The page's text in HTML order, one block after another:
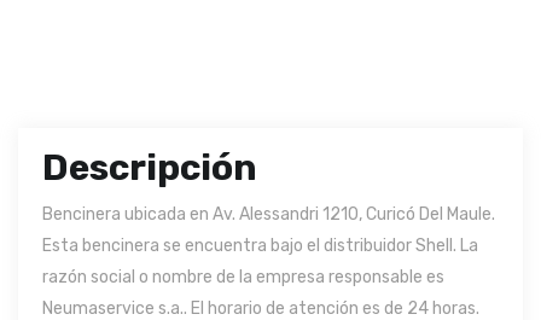
Descripción
Bencinera ubicada en Av. Alessandri 1210, Curicó Del Maule.
Esta bencinera se encuentra bajo el distribuidor Shell. La
razón social o nombre de la empresa responsable es
Neumaservice s.a.. El horario de atención es de 24 horas.